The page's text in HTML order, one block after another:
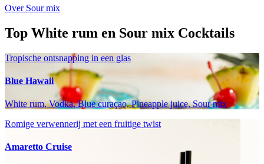
Over Sour mix
Top White rum en Sour mix Cocktails
Tropische ontsnapping in een glas
Blue Hawaii
White rum, Vodka, Blue curaçao, Pineapple juice, Sour mix
Romige verwennerij met een fruitige twist
Amaretto Cruise